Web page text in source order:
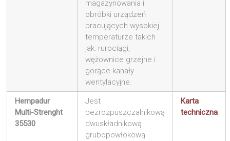
magazynowania i
obróbki urządzeń
pracujących wysokiej
temperaturze takich
jak: rurociągi,
wężownice grzejne i
gorące kanały
wentylacyjne.
Hempadur
Multi-Strenght
35530
Jest
bezrozpuszczalnikową
dwuskładnikową
grubopowłokową
Karta
techniczna